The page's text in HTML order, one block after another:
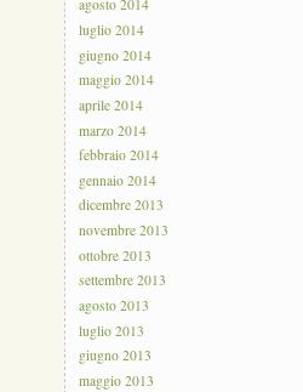
agosto 2014
luglio 2014
giugno 2014
maggio 2014
aprile 2014
marzo 2014
febbraio 2014
gennaio 2014
dicembre 2013
novembre 2013
ottobre 2013
settembre 2013
agosto 2013
luglio 2013
giugno 2013
maggio 2013